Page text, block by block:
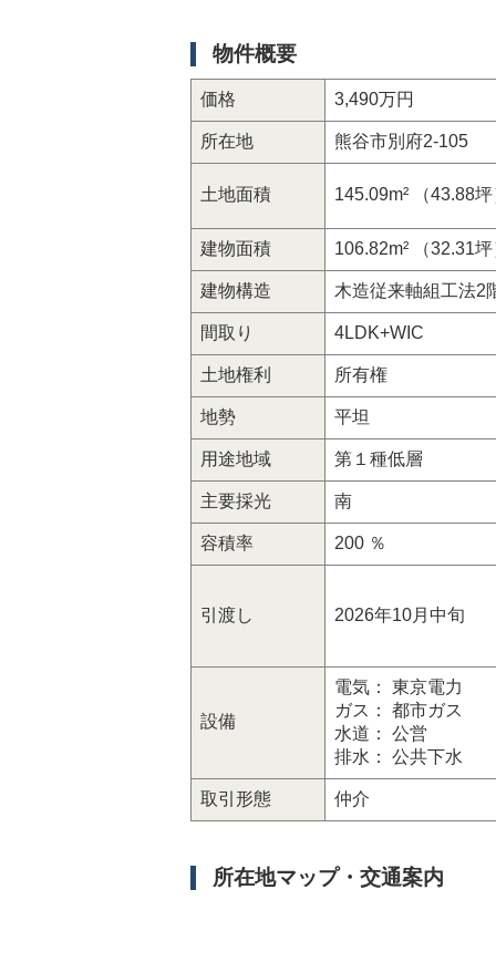
物件概要
価格 3,490万円
所在地 熊谷市別府2-105
土地面積 145.09m² （43.88
建物面積 106.82m² （32.31
建物構造 木造従来軸組工法2
間取り 4LDK+WIC
土地権利 所有権
地勢 平坦
用途地域 第１種低層
主要採光 南
容積率 200 ％
引渡し 2026年10月中旬
設備
電気： 東京電力
ガス： 都市ガス
水道： 公営
排水： 公共下水
取引形態 仲介
所在地マップ・交通案内